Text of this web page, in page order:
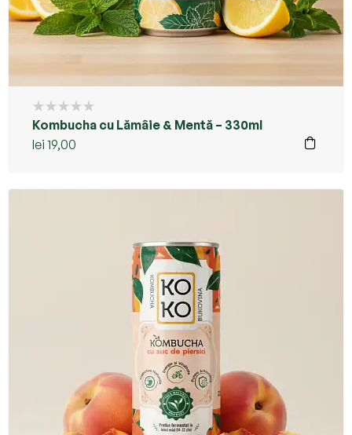
Kombucha cu Lămâie & Mentă – 330ml
lei 19,00